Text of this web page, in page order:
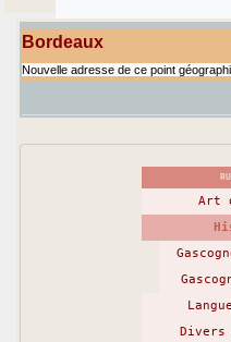
Bordeaux
Nouvelle adresse de ce point
Art
Divers